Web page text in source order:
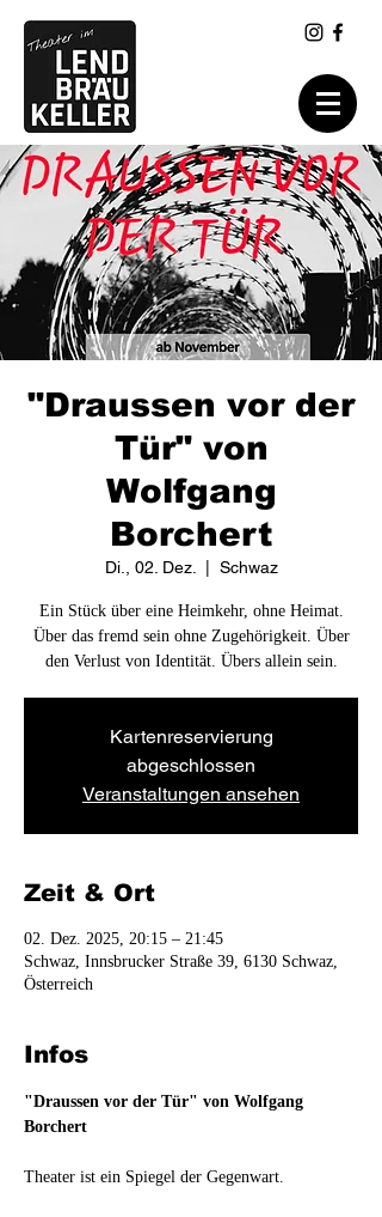
"Draussen vor der
Tür" von
Wolfgang
Borchert
Di., 02. Dez. Schwaz
Ein Stück über eine Heimkehr, ohne Heimat.
Über das fremd sein ohne Zugehörigkeit. Über
den Verlust von Identität. Übers allein sein.
Kartenreservierung
abgeschlossen
Veranstaltungen ansehen
Zeit & Ort
02. Dez. 2025, 20:15 – 21:45
Schwaz, Innsbrucker Straße 39, 6130 Schwaz,
Österreich
Infos
"Draussen vor der Tür" von Wolfgang
Borchert
Theater ist ein Spiegel der Gegenwart.